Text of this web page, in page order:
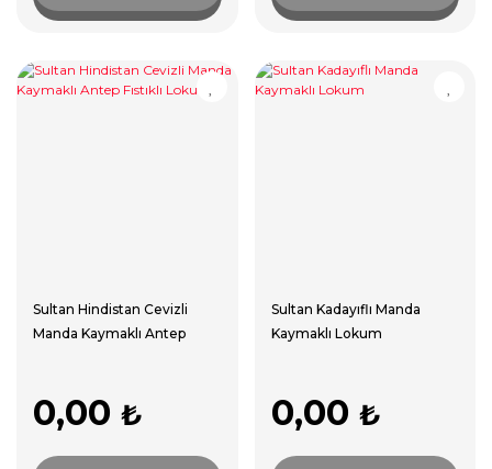
Sultan Hindistan Cevizli
Manda Kaymaklı Antep
0,00 ₺
Sultan Kadayıflı Manda
Kaymaklı Lokum
0,00 ₺